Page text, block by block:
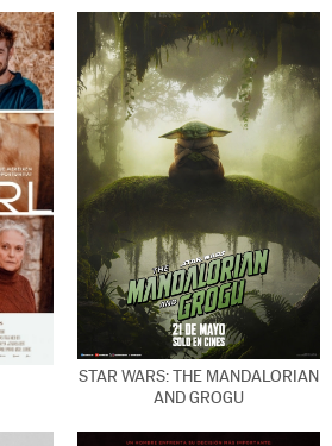
STAR WARS: THE MANDALORIAN
AND GROGU